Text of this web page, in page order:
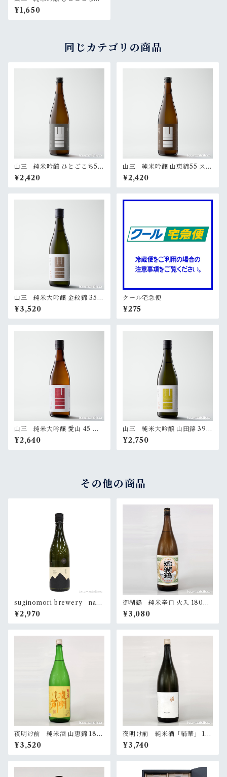
無濾過生原酒 720ml
¥1,650
同じカテゴリの商品
山三 純米吟醸 ひとごこち50
スパークリング 720ml
¥2,420
山三 純米吟醸 山恵錦55 スパ
ークリング 720ml
¥2,420
山三 純米大吟醸 金紋錦 35
無濾過原酒 720ml
¥3,520
クール宅急便
¥275
山三 純米大吟醸 愛山 45 無
濾過生原酒 720ml
¥2,640
山三 純米大吟醸 山田錦 39
無濾過原酒 720ml
¥2,750
その他の商品
suginomori brewery nara
i passage 720ml
¥2,970
御湖鶴 純米辛口 火入 1800
ml
¥3,080
夜明け前 純米酒 山恵錦 180
0ml
¥3,520
夜明け前 純米酒「絹華」 18
00ml
¥3,740